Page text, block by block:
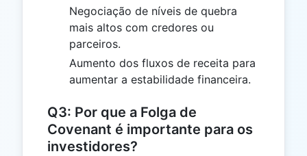
Negociação de níveis de quebra
mais altos com credores ou
parceiros.
Aumento dos fluxos de receita para
aumentar a estabilidade financeira.
Q3: Por que a Folga de
Covenant é importante para os
investidores?